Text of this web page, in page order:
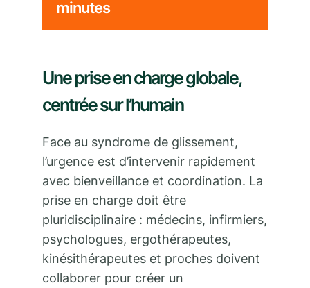
minutes
Une prise en charge globale,
centrée sur l’humain
Face au syndrome de glissement,
l’urgence est d’intervenir rapidement
avec bienveillance et coordination. La
prise en charge doit être
pluridisciplinaire : médecins, infirmiers,
psychologues, ergothérapeutes,
kinésithérapeutes et proches doivent
collaborer pour créer un